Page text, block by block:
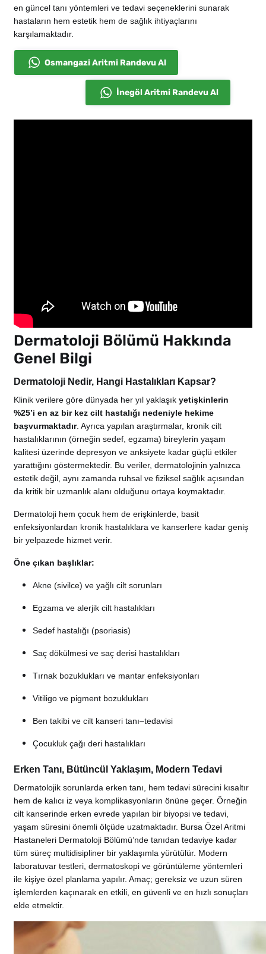
en güncel tanı yöntemleri ve tedavi seçeneklerini sunarak
hastaların hem estetik hem de sağlık ihtiyaçlarını
karşılamaktadır.
Osmangazi Aritmi Randevu Al
İnegöl Aritmi Randevu Al
Dermatoloji Bölümü Hakkında
Genel Bilgi
Dermatoloji Nedir, Hangi Hastalıkları Kapsar?
Klinik verilere göre dünyada her yıl yaklaşıkyetişkinlerin
%25’i en az bir kez cilt hastalığı nedeniyle hekime
başvurmaktadır. Ayrıca yapılan araştırmalar, kronik cilt
hastalıklarının (örneğin sedef, egzama) bireylerin yaşam
kalitesi üzerinde depresyon ve anksiyete kadar güçlü etkiler
yarattığını göstermektedir. Bu veriler, dermatolojinin yalnızca
estetik değil, aynı zamanda ruhsal ve fiziksel sağlık açısından
da kritik bir uzmanlık alanı olduğunu ortaya koymaktadır.
Dermatoloji hem çocuk hem de erişkinlerde, basit
enfeksiyonlardan kronik hastalıklara ve kanserlere kadar geniş
bir yelpazede hizmet verir.
Öne çıkan başlıklar:
Akne (sivilce) ve yağlı cilt sorunları
Egzama ve alerjik cilt hastalıkları
Sedef hastalığı (psoriasis)
Saç dökülmesi ve saç derisi hastalıkları
Tırnak bozuklukları ve mantar enfeksiyonları
Vitiligo ve pigment bozuklukları
Ben takibi ve cilt kanseri tanı–tedavisi
Çocukluk çağı deri hastalıkları
Erken Tanı, Bütüncül Yaklaşım, Modern Tedavi
Dermatolojik sorunlarda erken tanı, hem tedavi sürecini kısaltır
hem de kalıcı iz veya komplikasyonların önüne geçer. Örneğin
cilt kanserinde erken evrede yapılan bir biyopsi ve tedavi,
yaşam süresini önemli ölçüde uzatmaktadır. Bursa Özel Aritmi
Hastaneleri Dermatoloji Bölümü’nde tanıdan tedaviye kadar
tüm süreç multidisipliner bir yaklaşımla yürütülür. Modern
laboratuvar testleri, dermatoskopi ve görüntüleme yöntemleri
ile kişiye özel planlama yapılır. Amaç; gereksiz ve uzun süren
işlemlerden kaçınarak en etkili, en güvenli ve en hızlı sonuçları
elde etmektir.